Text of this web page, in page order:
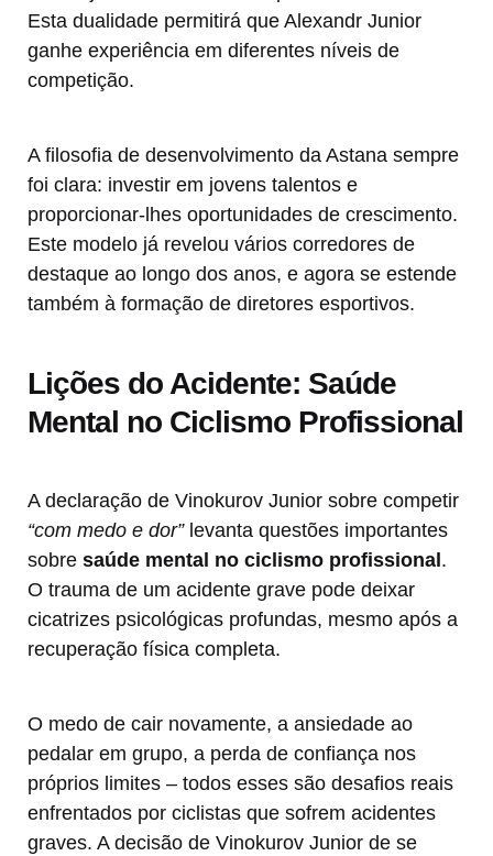
Esta dualidade permitirá que Alexandr Junior
ganhe experiência em diferentes níveis de
competição.
A filosofia de desenvolvimento da Astana sempre
foi clara: investir em jovens talentos e
proporcionar-lhes oportunidades de crescimento.
Este modelo já revelou vários corredores de
destaque ao longo dos anos, e agora se estende
também à formação de diretores esportivos.
Lições do Acidente: Saúde
Mental no Ciclismo Profissional
A declaração de Vinokurov Junior sobre competir
“com medo e dor”levanta questões importantes
sobre saúde mental no ciclismo profissional .
O trauma de um acidente grave pode deixar
cicatrizes psicológicas profundas, mesmo após a
recuperação física completa.
O medo de cair novamente, a ansiedade ao
pedalar em grupo, a perda de confiança nos
próprios limites – todos esses são desafios reais
enfrentados por ciclistas que sofrem acidentes
graves. A decisão de Vinokurov Junior de se